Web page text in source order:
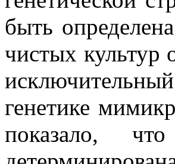
быть
чистых культур
генетике
показало,